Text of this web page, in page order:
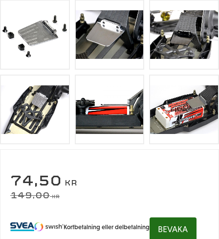
NEDSATT PRIS:
74,50 KR
ORDINARIE PRIS:
149,00KR
Kortbetalning eller delbetalning BEVAKA